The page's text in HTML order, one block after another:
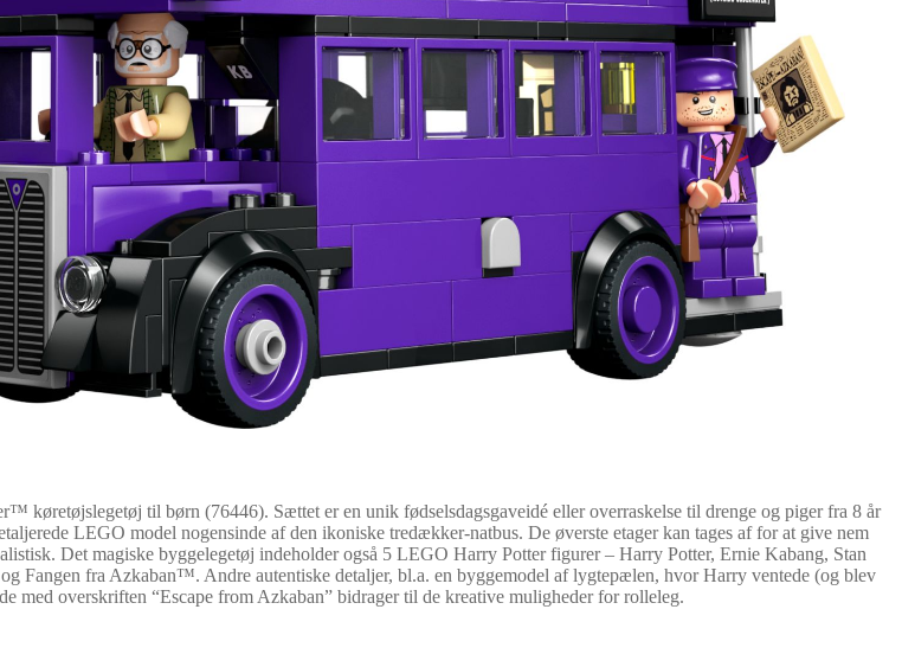
køretøjslegetøj til børn (76446). Sættet er en unik fødselsdagsgaveidé eller overraskelse til drenge og piger fra 8 år
LEGO model nogensinde af den ikoniske tredækker-natbus. De øverste etager kan tages af for at give nem
Det magiske byggelegetøj indeholder også 5 LEGO Harry Potter figurer – Harry Potter, Ernie Kabang, Stan
Fangen fra Azkaban™. Andre autentiske detaljer, bl.a. en byggemodel af lygtepælen, hvor Harry ventede (og blev
overskriften “Escape from Azkaban” bidrager til de kreative muligheder for rolleleg.